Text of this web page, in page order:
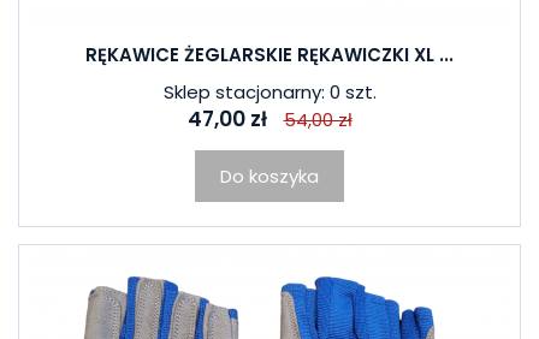
RĘKAWICE ŻEGLARSKIE RĘKAWICZKI XL ...
Sklep stacjonarny: 0 szt.
47,00 zł 54,00 zł
Do koszyka